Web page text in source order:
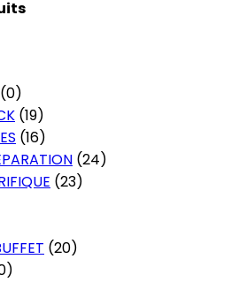
(0)
(19)
(16)
(24)
(23)
(20)